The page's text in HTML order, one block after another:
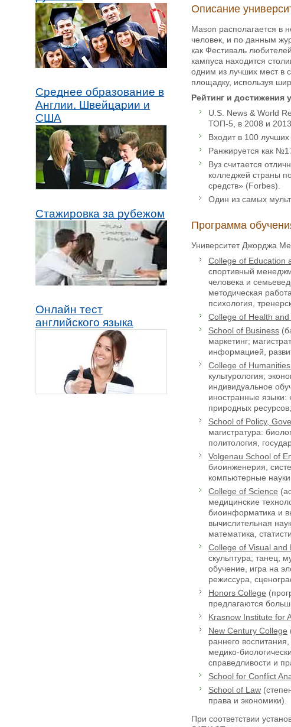
Среднее образование в
Англии, Швейцарии и
США
Стажировка за рубежом
Онлайн тест
английского языка
Описание
Mason располагается в
человек, и по данным
как Фестиваль
кампуса находится
одним из лучших мест в
площадку, используя
Рейтинг и достижения
U.S. News & World
ТОП-5, в 2008 и
Входит в 100
Ранжируется как
Вуз считается
колледжей страны
средств» (Forbes).
Один из самых
Программа
Университет Джорджа
College of Education
спортивный
человека и
методическая
психология,
College of Health and
School of Business
маркетинг;
информацией,
College of Humanities
культурология;
индивидуальное
иностранные
природных
School of Policy,
магистратура:
политология,
Volgenau School of
биоинженерия,
компьютерные
College of Science
медицинские
биоинформатика и
вычислительная
математика,
College of Visual and
скульптура; танец;
обучение, игра на
режиссура,
Honors College
предлагаются
Krasnow Institute for
New Century College
раннего
медико-
справедливости и
School for Conflict
School of Law
права и экономики).
При соответствии